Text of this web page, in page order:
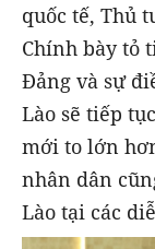
quốc tế, Thủ
Chính bày tỏ
Đảng và sự
Lào sẽ tiếp
mới to lớn
nhân dân
Lào tại các